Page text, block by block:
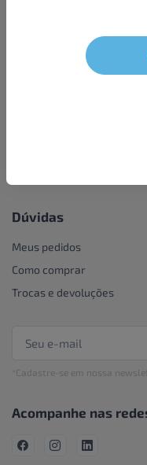
Seja um parceiro
LGPD - Solicitação dos
Dúvidas
Meus pedidos
Como comprar
Trocas e devoluções
*Cadastre-se em nossa
Acompanhe nas